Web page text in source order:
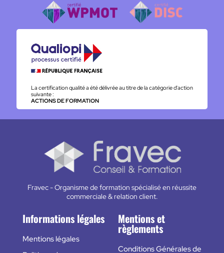
La certification qualité a été délivrée au titre de la catégorie d'action
suivante :
ACTIONS DE FORMATION
Fravec - Organisme de formation spécialisé en réussite
commerciale & relation client.
Informations légales
Mentions légales
Mentions et
règlements
Conditions Générales de